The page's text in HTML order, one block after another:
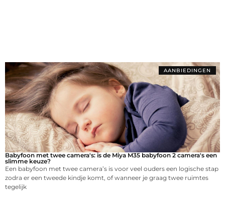
AANBIEDINGEN
Babyfoon met twee camera's: is de Miya M35 babyfoon 2 camera's een
slimme keuze?
Een babyfoon met twee camera’s is voor veel ouders een logische stap
zodra er een tweede kindje komt, of wanneer je graag twee ruimtes
tegelijk